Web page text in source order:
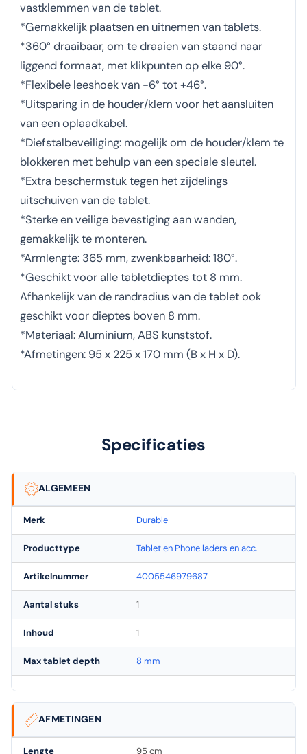
vastklemmen van de tablet.
*Gemakkelijk plaatsen en uitnemen van tablets.
*360° draaibaar, om te draaien van staand naar
liggend formaat, met klikpunten op elke 90°.
*Flexibele leeshoek van -6° tot +46°.
*Uitsparing in de houder/klem voor het aansluiten
van een oplaadkabel.
*Diefstalbeveiliging: mogelijk om de houder/klem te
blokkeren met behulp van een speciale sleutel.
*Extra beschermstuk tegen het zijdelings
uitschuiven van de tablet.
*Sterke en veilige bevestiging aan wanden,
gemakkelijk te monteren.
*Armlengte: 365 mm, zwenkbaarheid: 180°.
*Geschikt voor alle tabletdieptes tot 8 mm.
Afhankelijk van de randradius van de tablet ook
geschikt voor dieptes boven 8 mm.
*Materiaal: Aluminium, ABS kunststof.
*Afmetingen: 95 x 225 x 170 mm (B x H x D).
Specificaties
ALGEMEEN
Merk Durable
Producttype Tablet en Phone laders en acc.
Artikelnummer 4005546979687
Aantal stuks 1
Inhoud 1
Max tablet depth 8 mm
AFMETINGEN
Lengte 95 cm